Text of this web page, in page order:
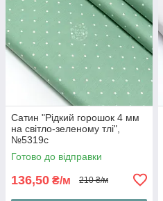
Сатин "Рідкий горошок 4 мм
на світло-зеленому тлі",
№5319с
Готово до відправки
136,50 ₴/м 210 ₴/м